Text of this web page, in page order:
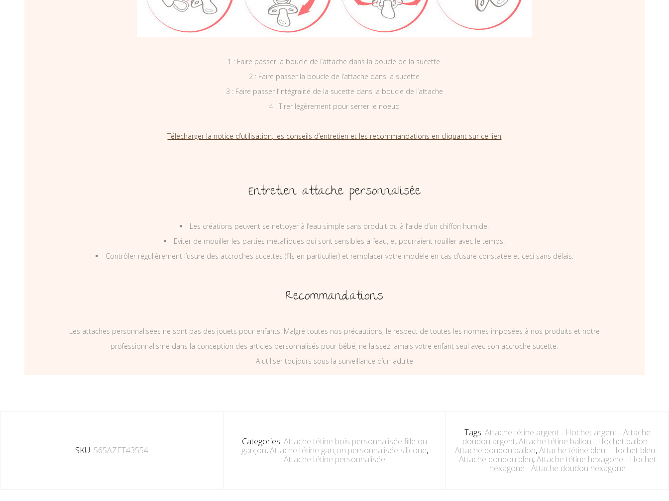
1 : Faire passer la boucle de l’attache dans la boucle de la sucette.
2 : Faire passer la boucle de l’attache dans la sucette
3 : Faire passer l’intégralité de la sucette dans la boucle de l’attache
4 : Tirer légèrement pour serrer le noeud
Télécharger la notice d’utilisation, les conseils d’entretien et les recommandations en cliquant sur ce lien
Entretien attache personnalisée
Les créations peuvent se nettoyer à l’eau simple sans produit ou à l’aide d’un chiffon humide.
Eviter de mouiller les parties métalliques qui sont sensibles à l’eau, et pourraient rouiller avec le temps.
Contrôler régulièrement l’usure des accroches sucettes (fils en particulier) et remplacer votre modèle en cas d’usure constatée et ceci sans délais.
Recommandations
Les attaches personnalisées ne sont pas des jouets pour enfants. Malgré toutes nos précautions, le respect de toutes les normes imposées à nos produits et notre
professionnalisme dans la conception des articles personnalisés pour bébé, ne laissez jamais votre enfant seul avec son accroche sucette.
A utiliser toujours sous la surveillance d’un adulte
SKU: 565AZET43554
Categories: Attache tétine bois personnalisée fille ou
garçon,Attache tétine garçon personnalisée silicone,
Attache tétine personnalisée
Tags: Attache tétine argent - Hochet argent - Attache
doudou argent,Attache tétine ballon - Hochet ballon -
Attache doudou ballon,Attache tétine bleu - Hochet bleu -
Attache doudou bleu,Attache tétine hexagone - Hochet
hexagone - Attache doudou hexagone